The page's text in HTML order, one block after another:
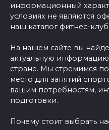
информационный
условиях не являются
наш каталог фитнес-
На нашем сайте вы
актуальную
стране. Мы стремимся
место для занятий
вашим потребностям,
подготовки.
Почему стоит выбрать